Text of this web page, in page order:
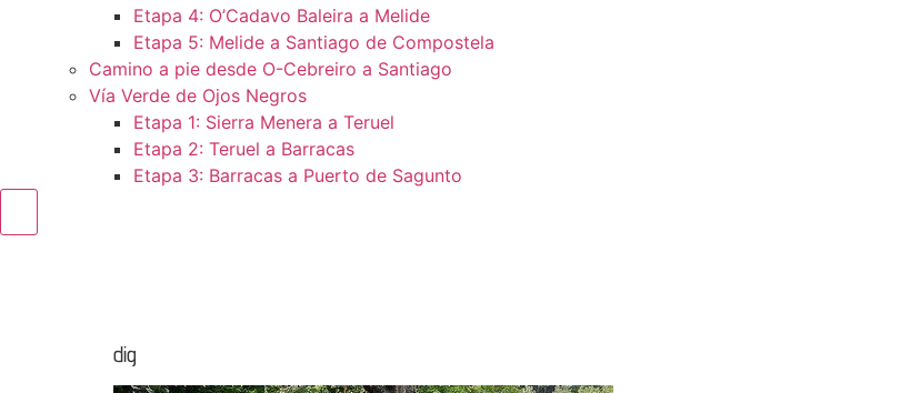
Etapa 4: O’Cadavo Baleira a Melide
Etapa 5: Melide a Santiago de Compostela
Camino a pie desde O-Cebreiro a Santiago
Vía Verde de Ojos Negros
Etapa 1: Sierra Menera a Teruel
Etapa 2: Teruel a Barracas
Etapa 3: Barracas a Puerto de Sagunto
dig